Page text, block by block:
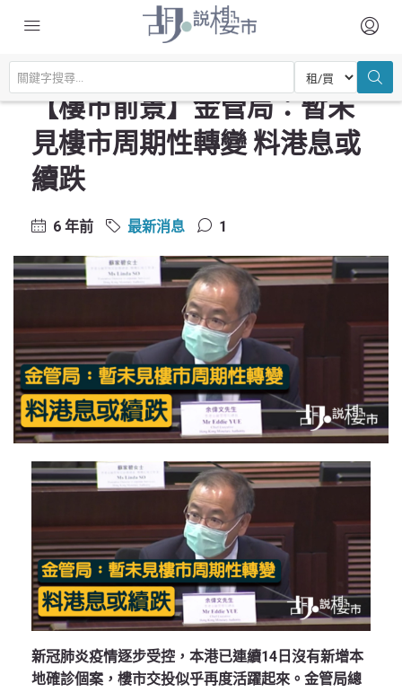
主頁
【樓市前景】金管局：暫未見樓市周期性轉變 料港息或續跌
【樓市前景】金管局：暫未
見樓市周期性轉變 料港息或
續跌
6 年前 最新消息 1
新冠肺炎疫情逐步受控，本港已連續14日沒有新增本
地確診個案，樓市交投似乎再度活躍起來。金管局總